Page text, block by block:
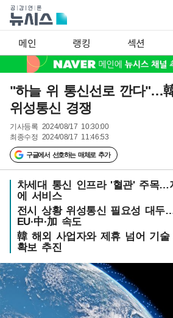
메인 랭킹 섹션
"하늘 위 통신선로 깐다"…
위성통신 경쟁
기사등록 2024/08/17 10:30:00
최종수정 2024/08/17 11:46:53
구글에서 선호하는 매체로 추가
차세대 통신 인프라 '혈관' 주목…
에 서비스
전시 상황 위성통신 필요성 대두
EU·中·加 속도
韓 해외 사업자와 제휴 넘어 기
확보 추진